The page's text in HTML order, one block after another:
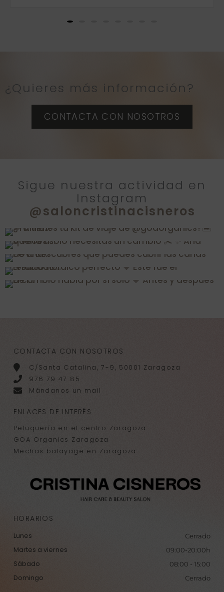
¿Quieres más información?
CONTACTA CON NOSOTROS
Sigue nuestra actividad en
Instagram
@saloncristinacisneros
CONTACTA CON NOSOTROS
C/Santa Catalina, 7-9, 50001 Zaragoza
976 79 47 85
Mándanos un mail
ENLACES DE INTERÉS
Peluquería en el centro Zaragoza
GOA Organics Zaragoza
Mechas balayage en Zaragoza
HORARIOS
Lunes Cerrado
Martes a viernes 09:00-20:00h
Sábado 08:00 - 15:00
Domingo Cerrado